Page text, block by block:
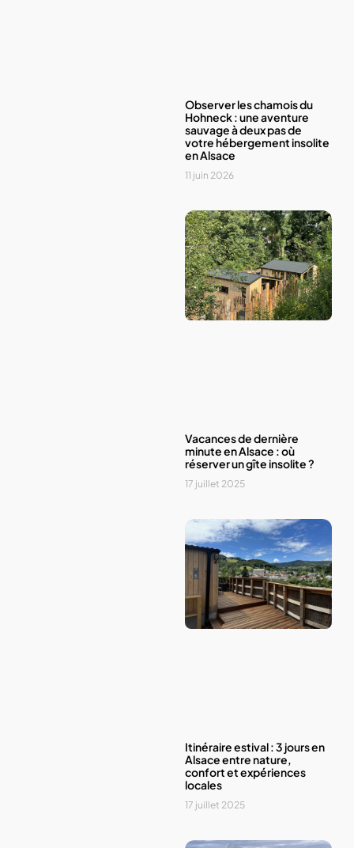
Observer les chamois du
Hohneck : une aventure
sauvage à deux pas de
votre hébergement insolite
en Alsace
11 juin 2026
Vacances de dernière
minute en Alsace : où
réserver un gîte insolite ?
17 juillet 2025
Itinéraire estival : 3 jours en
Alsace entre nature,
confort et expériences
locales
17 juillet 2025